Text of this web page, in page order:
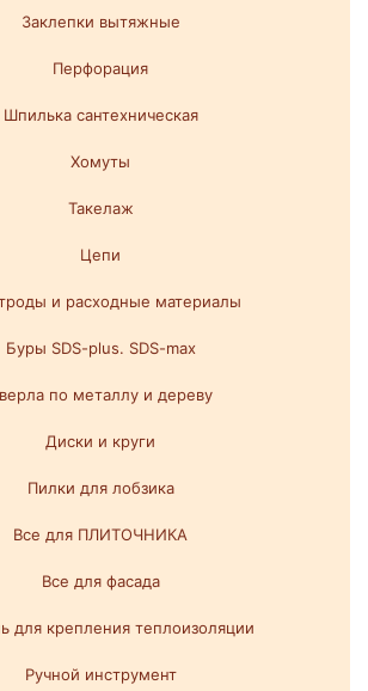
Заклепки вытяжные
Перфорация
Шпилька сантехническая
Хомуты
Такелаж
Цепи
и расходные материалы
Буры SDS-plus. SDS-max
по металлу и дереву
Диски и круги
Пилки для лобзика
Все для ПЛИТОЧНИКА
Все для фасада
для крепления теплоизоляции
Ручной инструмент